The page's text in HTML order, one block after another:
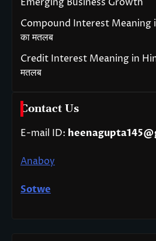
Compound Interest Meaning in
का मतलब
Credit Interest Meaning in
मतलब
Contact Us
E-mail ID:
Anaboy
Sotwe